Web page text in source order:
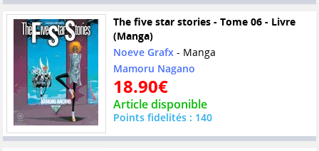
The five star stories - Tome 06 - Livre
(Manga)
Noeve Grafx- Manga
Mamoru Nagano
18.90€
Article disponible
Points fidelités : 140